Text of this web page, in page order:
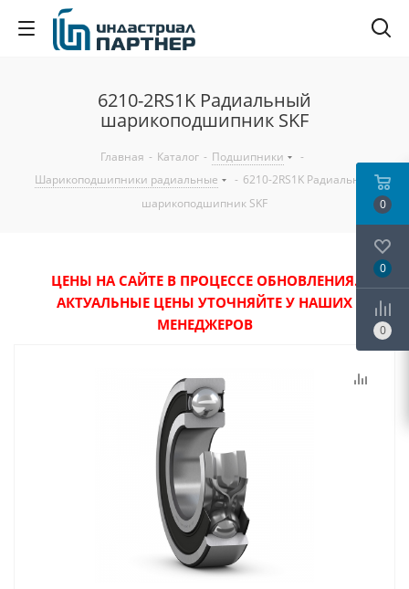
6210-2RS1K Радиальный
шарикоподшипник SKF
Главная - Каталог - Подшипники
-
Шарикоподшипники радиальные
- 6210-2RS1K Радиальный
шарикоподшипник SKF
ЦЕНЫ НА САЙТЕ В ПРОЦЕССЕ ОБНОВЛЕНИЯ.
АКТУАЛЬНЫЕ ЦЕНЫ УТОЧНЯЙТЕ У НАШИХ
МЕНЕДЖЕРОВ
0
0
0